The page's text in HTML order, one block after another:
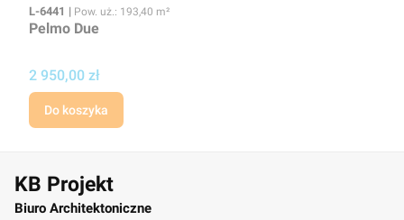
Kod
L-6441 Powierzchnia użytkowa
Pow. uż.: 193,40 m²
Pelmo Due
Cena
2 950,00 zł
Do koszyka
KB Projekt
Biuro Architektoniczne